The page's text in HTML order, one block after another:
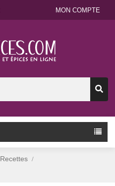
MON COMPTE
Recettes